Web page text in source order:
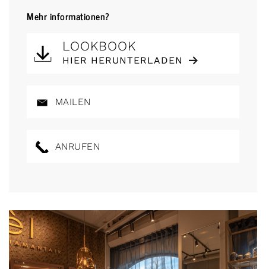
Mehr informationen?
LOOKBOOK
HIER HERUNTERLADEN
MAILEN
ANRUFEN